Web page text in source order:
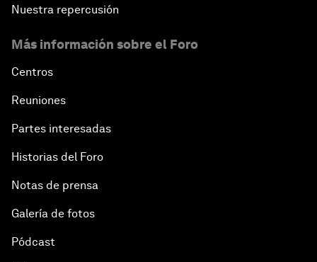
Nuestra repercusión
Más información sobre el Foro
Centros
Reuniones
Partes interesadas
Historias del Foro
Notas de prensa
Galería de fotos
Pódcast